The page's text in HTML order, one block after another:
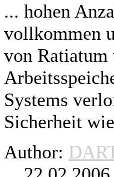
... hohen
vollkommen
von Ratiatum
Systems
Sicherheit
Author: